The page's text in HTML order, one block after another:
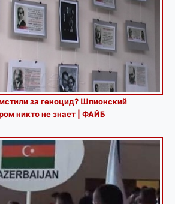
за геноцид? Шпионский
никто не знает | ФАЙБ